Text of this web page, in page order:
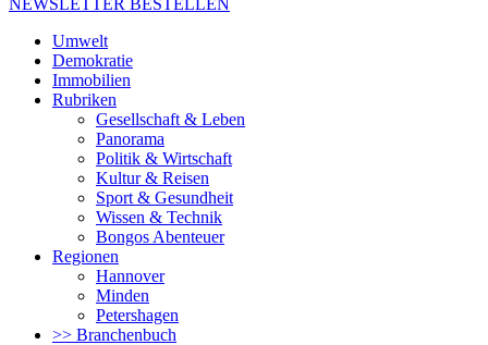
Umwelt
Demokratie
Immobilien
Rubriken
Gesellschaft & Leben
Panorama
Politik & Wirtschaft
Kultur & Reisen
Sport & Gesundheit
Wissen & Technik
Bongos Abenteuer
Regionen
Hannover
Minden
Petershagen
>> Branchenbuch